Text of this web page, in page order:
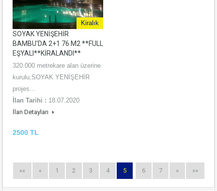
Kiralık
SOYAK YENİŞEHİR
BAMBU'DA 2+1 76 M2 **FULL
EŞYALI**KİRALANDI**
320.000 metrekare alan üzerine
kurulu,SOYAK YENİŞEHİR
projes…
İlan Tarihi : 18.07.2020
İlan Detayları
2500 TL
«« « 1 2 3 4 5 6 7 » »»